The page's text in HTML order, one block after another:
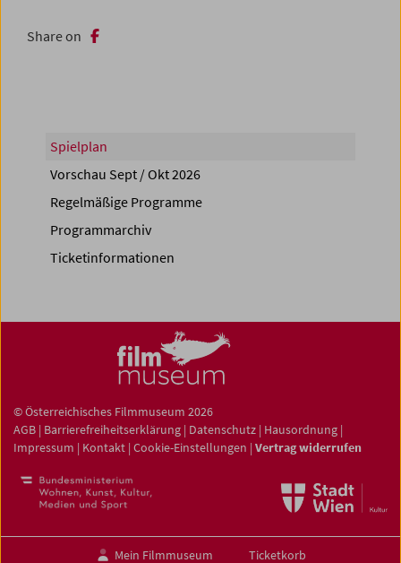
Share on
Spielplan
Vorschau Sept / Okt 2026
Regelmäßige Programme
Programmarchiv
Ticketinformationen
© Österreichisches Filmmuseum 2026
AGB | Barrierefreiheitserklärung | Datenschutz | Hausordnung |
Impressum | Kontakt | Cookie-Einstellungen | Vertrag widerrufen
Mein Filmmuseum Ticketkorb